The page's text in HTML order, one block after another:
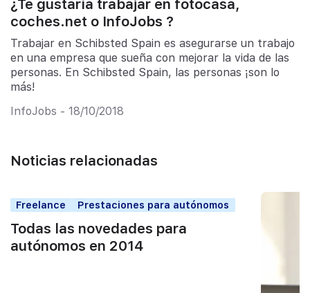
¿Te gustaría trabajar en fotocasa,
coches.net o InfoJobs ?
Trabajar en Schibsted Spain es asegurarse un trabajo
en una empresa que sueña con mejorar la vida de las
personas. En Schibsted Spain, las personas ¡son lo
más!
InfoJobs - 18/10/2018
Noticias relacionadas
Freelance Prestaciones para autónomos
Todas las novedades para
autónomos en 2014